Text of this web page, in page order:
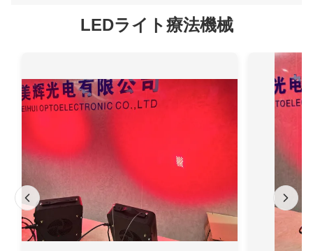
LEDライト療法機械